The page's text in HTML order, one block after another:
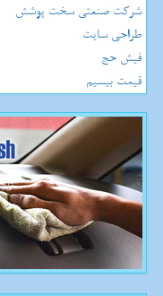
شرکت صنعتی سخت پوشش
طراحی سایت
فیش حج
قیمت بیسیم